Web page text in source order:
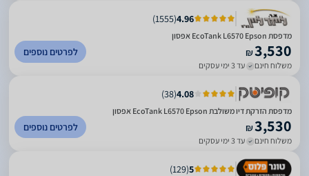
4.96
(
1555
)
מדפסת EcoTank L6570‎ Epson אפסון
₪3,530
משלוח חינם עד 3 ימי עסקים
לפרטים נוספים
4.08
(
38
)
מדפסת ‏הזרקת דיו ‏משולבת EcoTank L6570‎ Epson אפסון
₪3,530
משלוח חינם עד 3 ימי עסקים
לפרטים נוספים
5
(
129
)